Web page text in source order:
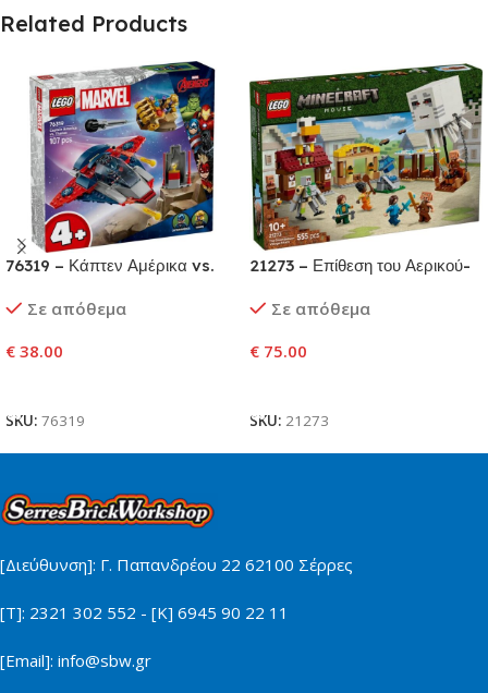
Related Products
76319 – Κάπτεν Αμέρικα vs.
Σε απόθεμα
€ 38.00
SKU: 76319
21273 – Επίθεση του Αερικού-
Σε απόθεμα
€ 75.00
SKU: 21273
[Διεύθυνση]: Γ. Παπανδρέου 22 62100 Σέρρες
[Τ]: 2321 302 552 - [Κ] 6945 90 22 11
[Email]: info@sbw.gr